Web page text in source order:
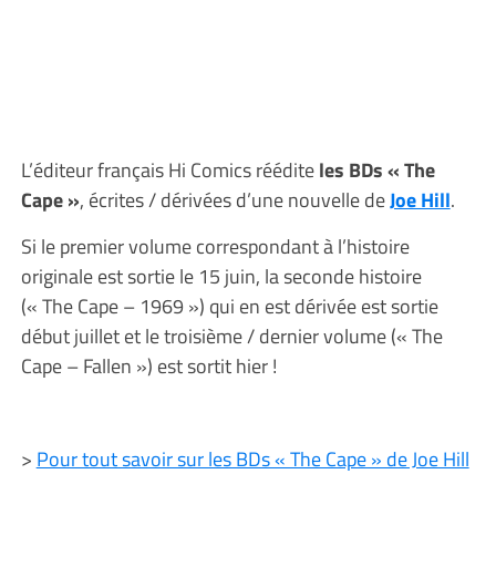
L’éditeur français Hi Comics rééditeles BDs « The
Cape », écrites / dérivées d’une nouvelle deJoe Hill.
Si le premier volume correspondant à l’histoire
originale est sortie le 15 juin, la seconde histoire
(« The Cape – 1969 ») qui en est dérivée est sortie
début juillet et le troisième / dernier volume (« The
Cape – Fallen ») est sortit hier !
> Pour tout savoir sur les BDs « The Cape » de Joe Hill